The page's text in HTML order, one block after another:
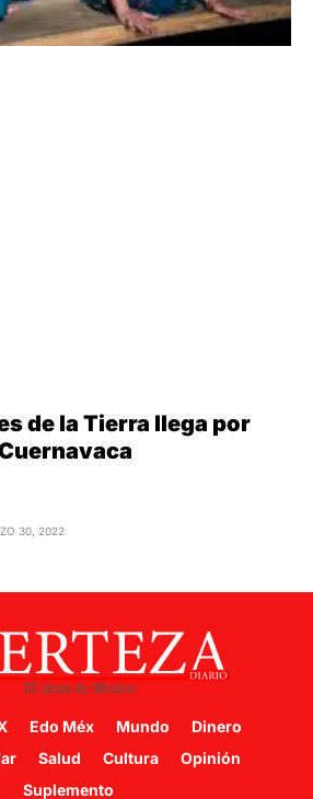
de la Tierra llega por
30, 2022
Edo Méx Mundo
Dinero
Salud Cultura
Opinión
Suplemento